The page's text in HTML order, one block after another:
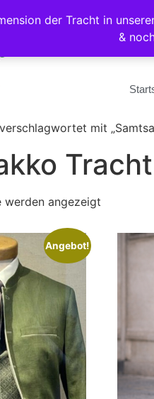
der Tracht in
&
mit
Tracht
werden angezeigt
Angebot!